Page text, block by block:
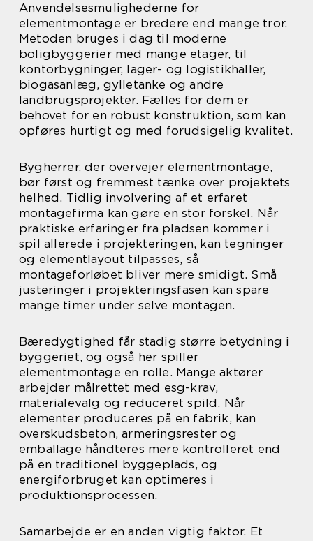
Anvendelsesmulighederne for
elementmontage er bredere end mange tror.
Metoden bruges i dag til moderne
boligbyggerier med mange etager, til
kontorbygninger, lager- og logistikhaller,
biogasanlæg, gylletanke og andre
landbrugsprojekter. Fælles for dem er
behovet for en robust konstruktion, som kan
opføres hurtigt og med forudsigelig kvalitet.
Bygherrer, der overvejer elementmontage,
bør først og fremmest tænke over projektets
helhed. Tidlig involvering af et erfaret
montagefirma kan gøre en stor forskel. Når
praktiske erfaringer fra pladsen kommer i
spil allerede i projekteringen, kan tegninger
og elementlayout tilpasses, så
montageforløbet bliver mere smidigt. Små
justeringer i projekteringsfasen kan spare
mange timer under selve montagen.
Bæredygtighed får stadig større betydning i
byggeriet, og også her spiller
elementmontage en rolle. Mange aktører
arbejder målrettet med esg-krav,
materialevalg og reduceret spild. Når
elementer produceres på en fabrik, kan
overskudsbeton, armeringsrester og
emballage håndteres mere kontrolleret end
på en traditionel byggeplads, og
energiforbruget kan optimeres i
produktionsprocessen.
Samarbejde er en anden vigtig faktor. Et